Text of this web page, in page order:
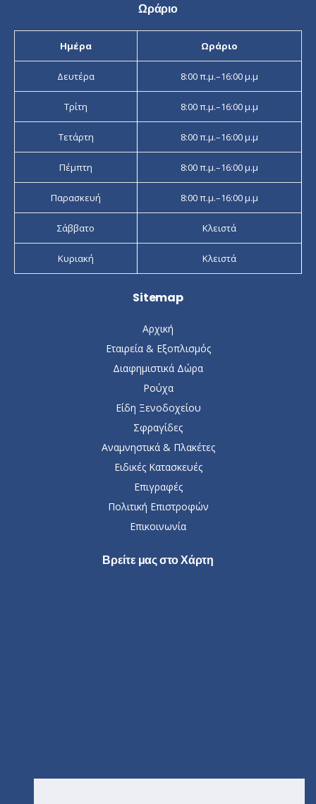
Ωράριο
Ημέρα Ωράριο
Δευτέρα 8:00 π.μ.–16:00 μ.μ
Τρίτη 8:00 π.μ.–16:00 μ.μ
Τετάρτη 8:00 π.μ.–16:00 μ.μ
Πέμπτη 8:00 π.μ.–16:00 μ.μ
Παρασκευή 8:00 π.μ.–16:00 μ.μ
Σάββατο Κλειστά
Κυριακή Κλειστά
Sitemap
Αρχική
Εταιρεία & Εξοπλισμός
Διαφημιστικά Δώρα
Ρούχα
Είδη Ξενοδοχείου
Σφραγίδες
Αναμνηστικά & Πλακέτες
Ειδικές Κατασκευές
Επιγραφές
Πολιτική Επιστροφών
Επικοινωνία
Βρείτε μας στο Χάρτη